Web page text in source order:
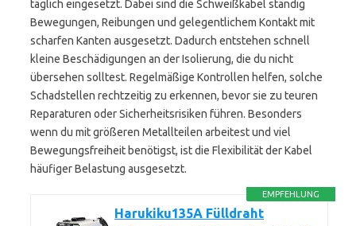
täglich eingesetzt. Dabei sind die Schweißkabel ständig
Bewegungen, Reibungen und gelegentlichem Kontakt mit
scharfen Kanten ausgesetzt. Dadurch entstehen schnell
kleine Beschädigungen an der Isolierung, die du nicht
übersehen solltest. Regelmäßige Kontrollen helfen, solche
Schadstellen rechtzeitig zu erkennen, bevor sie zu teuren
Reparaturen oder Sicherheitsrisiken führen. Besonders
wenn du mit größeren Metallteilen arbeitest und viel
Bewegungsfreiheit benötigst, ist die Flexibilität der Kabel
häufiger Belastung ausgesetzt.
EMPFEHLUNG
Harukiku135A Fülldraht